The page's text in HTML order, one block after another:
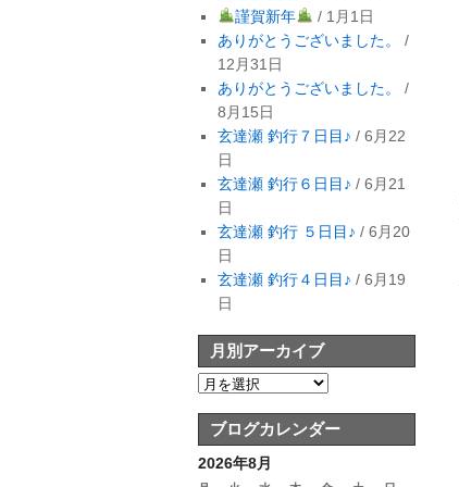
謹賀新年
/ 1月1日
ありがとうございました。
/
12月31日
ありがとうございました。
/
8月15日
玄達瀬 釣行７日目♪ / 6月22
日
玄達瀬 釣行６日目♪ / 6月21
日
玄達瀬 釣行 ５日目♪ / 6月20
日
玄達瀬 釣行４日目♪ / 6月19
日
月別アーカイブ
ブログカレンダー
2026年8月